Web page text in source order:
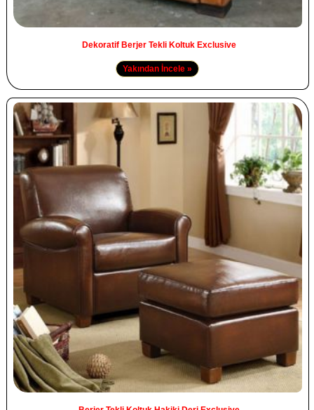
Dekoratif Berjer Tekli Koltuk Exclusive
Yakından İncele »